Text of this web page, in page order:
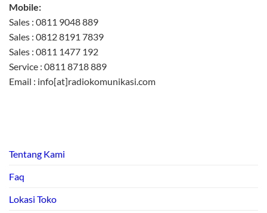
Mobile:
Sales : 0811 9048 889
Sales : 0812 8191 7839
Sales : 0811 1477 192
Service : 0811 8718 889
Email : info[at]radiokomunikasi.com
Tentang Kami
Faq
Lokasi Toko